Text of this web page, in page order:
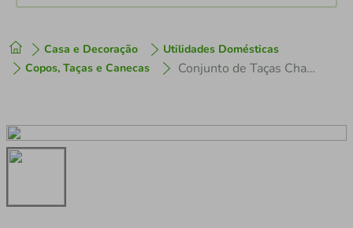
Casa e Decoração
Utilidades Domésticas
Copos, Taças e Canecas
Conjunto de Taças Champanhe Butterfly 220ml 2 Peças Hauskraft
1º tenis
3º